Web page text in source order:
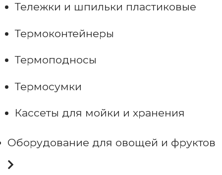
Тележки и шпильки пластиковые
Термоконтейнеры
Термоподносы
Термосумки
Кассеты для мойки и хранения
Оборудование для овощей и фруктов